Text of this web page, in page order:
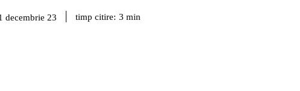
decembrie 23 timp citire: 3 min